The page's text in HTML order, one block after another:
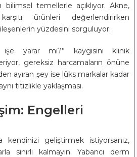
bilimsel temellerle açıklıyor. Akne,
ürünleri değerlendirirken
yüzdesini sorguluyor.
işe yarar mı?” kaygısını klinik
gereksiz harcamaların önüne
ayıran şey ise lüks markalar kadar
titizlikle yaklaşması.
Engelleri
kendinizi geliştirmek istiyorsanız,
sınırlı kalmayın. Yabancı derm